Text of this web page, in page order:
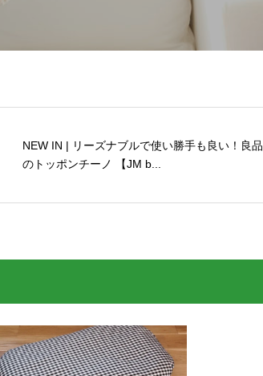
NEW IN | リーズナブルで使い勝手も良い！良品
のトッポンチーノ 【JM b...